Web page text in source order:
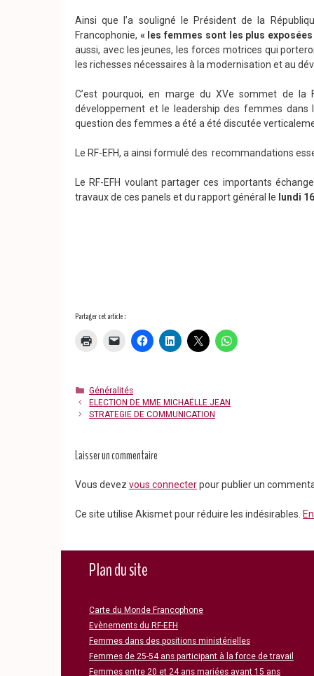
Ainsi que l’a souligné le Président de la
Francophonie, « les femmes sont les plus
aussi, avec les jeunes, les forces motrices qui
les richesses nécessaires à la modernisation et au
C’est pourquoi, en marge du XVe sommet de
développement et le leadership des femmes
question des femmes a été a été discutée
Le RF-EFH, a ainsi formulé des recommandations
Le RF-EFH voulant partager ces importants
travaux de ces panels et du rapport général le lundi
Partager cet article :
Catégories
Généralités
ELECTION DE MME MICHAËLLE JEAN
STRATEGIE DE COMMUNICATION
Laisser un commentaire
Vous devez vous connecterpour publier un
Ce site utilise Akismet pour réduire les indésirables.
Plan du site
Carte du Monde Francophone
Evènements du RF-EFH
Femmes dans des positions ministérielles
Femmes de 25-54 ans participant à la force de travail
Femmes entre 20 et 24 ans mariées avant 15 ans